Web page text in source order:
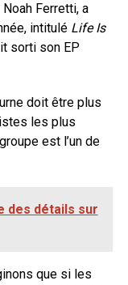
Ferretti, a
intitulé Life Is
sorti son EP
doit être plus
les plus
est l’un de
des détails sur
que si les